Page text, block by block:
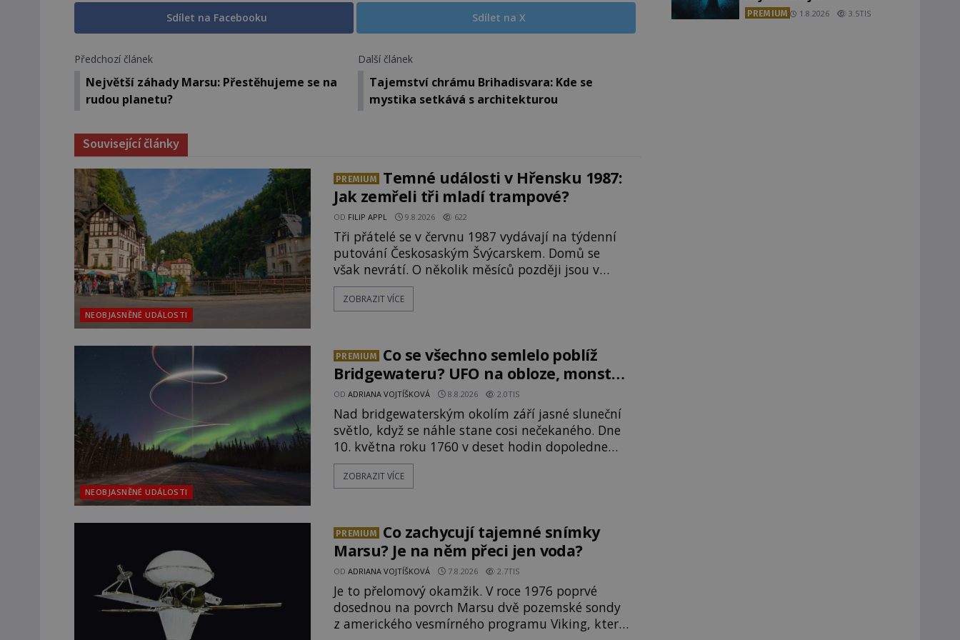
Sdílet na Facebooku Sdílet na X
Předchozí článek
Největší záhady Marsu: Přestěhujeme se na
rudou planetu?
Další článek
Tajemství chrámu Brihadisvara: Kde se
mystika setkává s architekturou
Související články
NEOBJASNĚNÉ UDÁLOSTI
PREMIUM
Temné události v Hřensku 1987:
Jak zemřeli tři mladí trampové?
OD FILIP APPL 9.8.2026 622
Tři přátelé se v červnu 1987 vydávají na týdenní
putování Českosaským Švýcarskem. Domů se
však nevrátí. O několik měsíců později jsou v
nepřístupných skalách u Hřenska nalezeny jejich
kostry – a s nimi stopy, které se jen obtížně
někdo, koho tehdejší režim nechtěl odhalit?
[gallery ids="171131,171132,1711
ZOBRAZIT VÍCE
NEOBJASNĚNÉ UDÁLOSTI
PREMIUM
Co se všechno semlelo poblíž
Bridgewateru? UFO na obloze, monstra
v bažinách!
ODADRIANA VOJTÍŠKOVÁ 8.8.2026 2.0TIS
Nad bridgewaterským okolím září jasné sluneční
světlo, když se náhle stane cosi nečekaného. Dne
10. května roku 1760 v deset hodin dopoledne
zde dojde k vůbec prvnímu historicky
doloženému přeletu UFO. Podle záznamů
nebo se zde skutečně právě vznáší mimozemská
loď
ZOBRAZIT VÍCE
PREMIUM
Co zachycují tajemné snímky
Marsu? Je na něm přeci jen voda?
ODADRIANA VOJTÍŠKOVÁ 7.8.2026 2.7TIS
Je to přelomový okamžik. V roce 1976 poprvé
dosednou na povrch Marsu dvě pozemské sondy
z amerického vesmírného programu Viking, které
PREMIUM 1.8.2026 3.5TIS